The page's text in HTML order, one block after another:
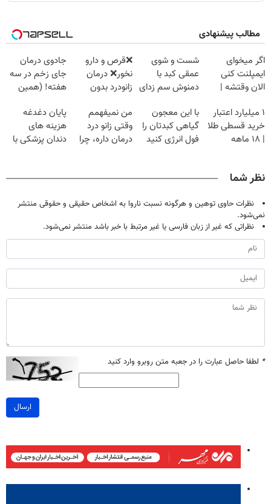
مطالب پیشنهادی
اگر میخوای
ایمپلنت کنی
الان وقتشه |
میلیون تومان!!!
شست و شوی
عمقی کبد با
دمنوش سم زدای
❌قرص‌ و دارو
نخور❌ درمان
زانودرد بدون
جادوی درمان
جای زخم در سه
هفته! (همین
صحبت کنید)
۱ میلیارد اعتبار
خرید قسطی طلا
| ۱۸ ماهه
با این معجون
گیاهی کبدتان را
فول انرژی کنید
من نمیفهمم
وقتی زانو درد
درمان داره، چرا
پایان دغدغه
هزینه های
دندان پزشکی با
نظر شما
نظرات حاوی توهین و هرگونه نسبت ناروا به اشخاص حقیقی و حقوقی منتشر
نمی‌شود.
نظراتی که غیر از زبان فارسی یا غیر مرتبط با خبر باشد منتشر نمی‌شود.
* لطفا حاصل عبارت را در جعبه متن روبرو وارد کنید
ارسال